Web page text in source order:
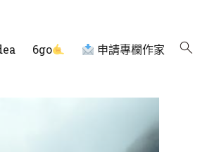
6go 申請專欄作家